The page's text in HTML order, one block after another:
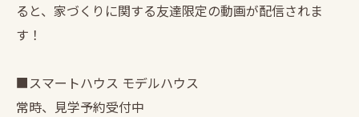
ると、家づくりに関する友達限定の動画が配信されま
す！
■スマートハウス モデルハウス
常時、見学予約受付中